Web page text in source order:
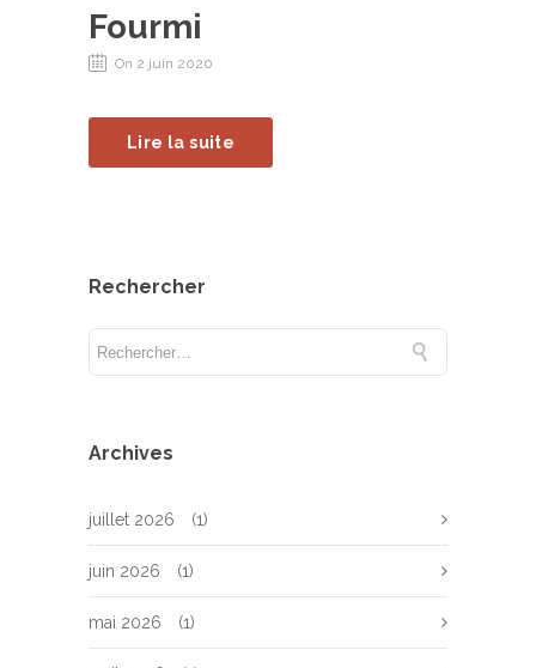
Fourmi
On 2 juin 2020
Lire la suite
Rechercher
Archives
juillet 2026 (1)
juin 2026 (1)
mai 2026 (1)